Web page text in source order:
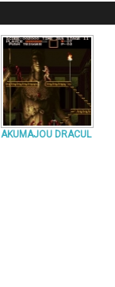
AKUMAJOU DRACUL